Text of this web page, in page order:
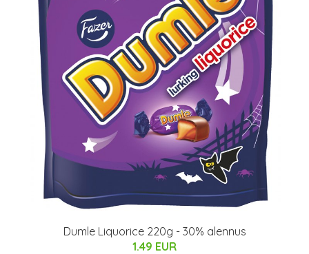
Dumle Liquorice 220g - 30% alennus
1.49 EUR